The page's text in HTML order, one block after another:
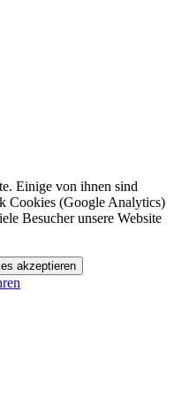
Einige von ihnen sind
Cookies (Google Analytics)
Besucher unsere Website
akzeptieren